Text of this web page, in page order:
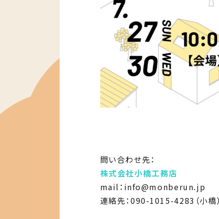
問い合わせ先：
株式会社小橋工務店
mail：info@monberun.jp
連絡先：090-1015-4283（小橋